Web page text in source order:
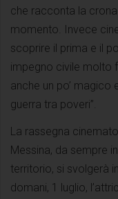
che racconta la
momento. Invece
scoprire il prima e il
impegno civile molto
anche un po’ magico
guerra tra poveri”.
La rassegna
Messina, da sempre
territorio, si svolgerà
domani, 1 luglio,